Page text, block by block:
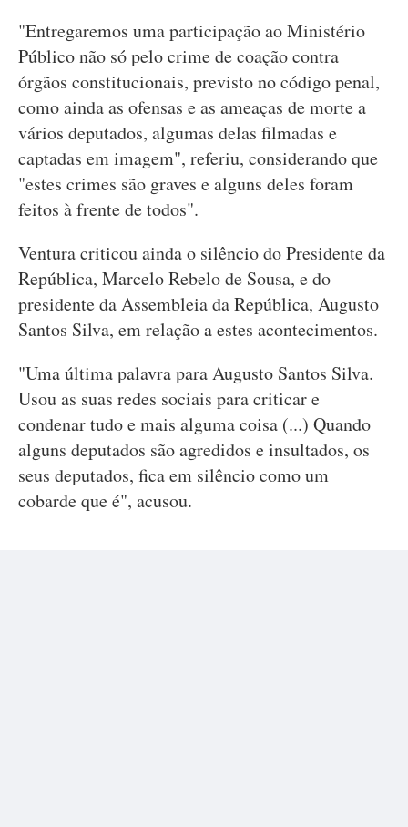
"Entregaremos uma participação ao Ministério
Público não só pelo crime de coação contra
órgãos constitucionais, previsto no código penal,
como ainda as ofensas e as ameaças de morte a
vários deputados, algumas delas filmadas e
captadas em imagem", referiu, considerando que
"estes crimes são graves e alguns deles foram
feitos à frente de todos".
Ventura criticou ainda o silêncio do Presidente da
República, Marcelo Rebelo de Sousa, e do
presidente da Assembleia da República, Augusto
Santos Silva, em relação a estes acontecimentos.
"Uma última palavra para Augusto Santos Silva.
Usou as suas redes sociais para criticar e
condenar tudo e mais alguma coisa (...) Quando
alguns deputados são agredidos e insultados, os
seus deputados, fica em silêncio como um
cobarde que é", acusou.